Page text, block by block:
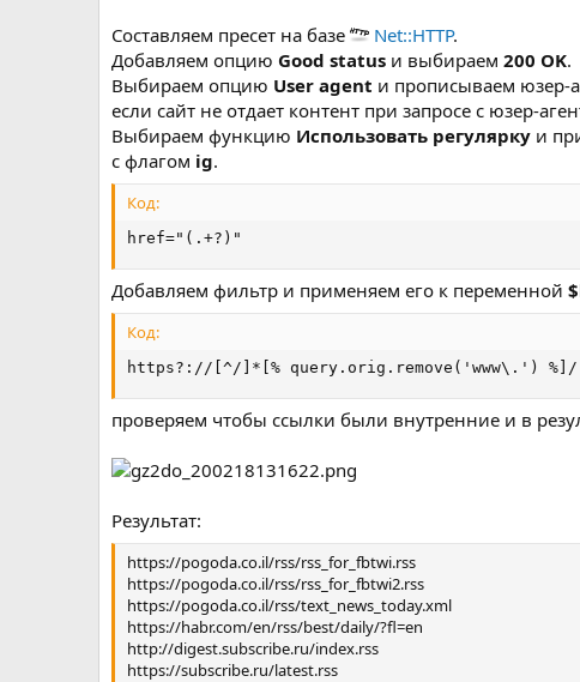
Составляем пресет на базе Net::HTTP.
Добавляем опцию Good status и выбираем 200 OK.
Выбираем опцию User agent и прописываем юзер-
если сайт не отдает контент при запросе с юзер-
Выбираем функцию Использовать регулярку и
с флагом ig.
Код:
href="(.+?)"
Добавляем фильтр и применяем его к переменной
Код:
https?://[^/]*[% query.orig.remove('www\.')
проверяем чтобы ссылки были внутренние и в
Результат:
https://pogoda.co.il/rss/rss_for_fbtwi.rss
https://pogoda.co.il/rss/rss_for_fbtwi2.rss
https://pogoda.co.il/rss/text_news_today.xml
https://habr.com/en/rss/best/daily/?fl=en
http://digest.subscribe.ru/index.rss
https://subscribe.ru/latest.rss